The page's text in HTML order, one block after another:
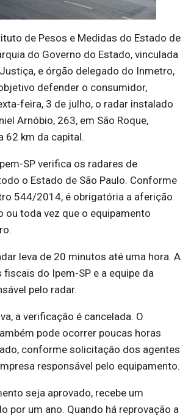
de Pesos e Medidas do Estado de
do Governo do Estado, vinculada
e órgão delegado do Inmetro,
defender o consumidor,
feira, 3 de julho, o radar instalado
Arnóbio, 263, em São Roque,
62 km da capital.
SP verifica os radares de
o Estado de São Paulo. Conforme
544/2014, é obrigatória a aferição
ou toda vez que o equipamento
leva de 20 minutos até uma hora. A
fiscais do Ipem-SP e a equipe da
pelo radar.
a verificação é cancelada. O
pode ocorrer poucas horas
conforme solicitação dos agentes
responsável pelo equipamento.
seja aprovado, recebe um
por um ano. Quando há reprovação a